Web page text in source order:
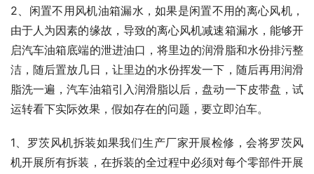
2、闲置不用风机油箱漏水，如果是闲置不用的离心风机，
由于人为因素的缘故，导致的离心风机减速箱漏水，能够开
启汽车油箱底端的泄进油口，将里边的润滑脂和水份排污整
洁，随后置放几日，让里边的水份挥发一下，随后再用润滑
脂洗一遍，汽车油箱引入润滑脂以后，盘动一下皮带盘，试
运转看下实际效果，假如存在的问题，要立即泊车。
1、罗茨风机拆装如果我们生产厂家开展检修，会将罗茨风
机开展所有拆装，在拆装的全过程中必须对每个零部件开展